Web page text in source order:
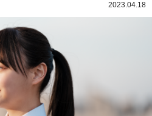
2023.04.18